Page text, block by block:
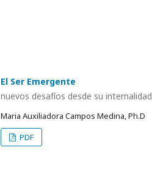
El Ser Emergente
nuevos desafíos desde su internalidad
Maria Auxiliadora Campos Medina, Ph.D
PDF